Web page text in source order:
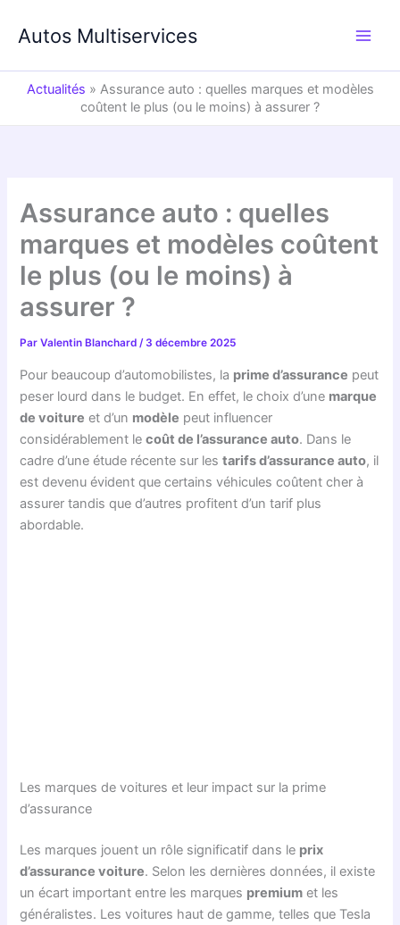
Autos Multiservices
Actualités » Assurance auto : quelles marques et modèles
coûtent le plus (ou le moins) à assurer ?
Assurance auto : quelles
marques et modèles coûtent
le plus (ou le moins) à
assurer ?
ParValentin Blanchard/ 3 décembre 2025
Pour beaucoup d’automobilistes, la prime d’assurance peut
peser lourd dans le budget. En effet, le choix d’une marque
de voiture et d’un modèle peut influencer
considérablement lecoût de l’assurance auto. Dans le
cadre d’une étude récente sur lestarifs d’assurance auto, il
est devenu évident que certains véhicules coûtent cher à
assurer tandis que d’autres profitent d’un tarif plus
abordable.
Les marques de voitures et leur impact sur la prime
d’assurance
Les marques jouent un rôle significatif dans le prix
d’assurance voiture. Selon les dernières données, il existe
un écart important entre les marques premium et les
généralistes. Les voitures haut de gamme, telles que Tesla